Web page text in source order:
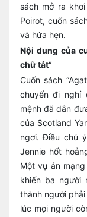
sách mở ra
Poirot, cuốn
và hứa hẹn.
Nội dung của
chữ tắt”
Cuốn sách
chuyến đi nghỉ
mệnh đã dẫn
của Scotland
ngơi. Điều chú
Jennie hốt
Một vụ án
khiến ba người
thành người
lúc mọi người